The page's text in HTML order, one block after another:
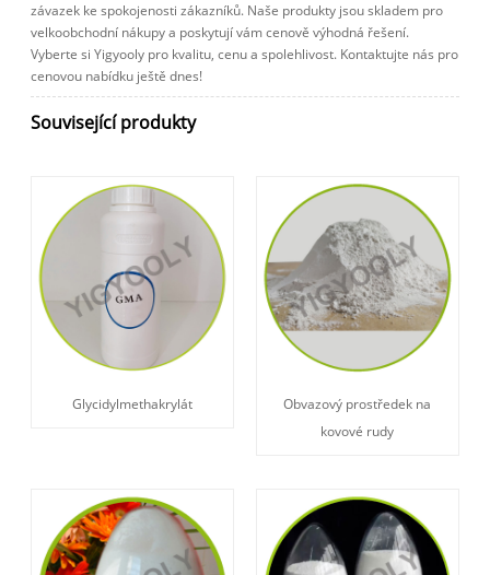
závazek ke spokojenosti zákazníků. Naše produkty jsou skladem pro
velkoobchodní nákupy a poskytují vám cenově výhodná řešení.
Vyberte si Yigyooly pro kvalitu, cenu a spolehlivost. Kontaktujte nás pro
cenovou nabídku ještě dnes!
Související produkty
Glycidylmethakrylát
Obvazový prostředek na
kovové rudy